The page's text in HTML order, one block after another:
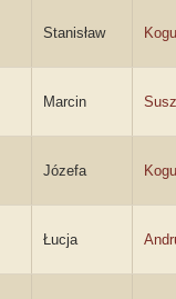
Stanisław
Marcin
Józefa
Łucja